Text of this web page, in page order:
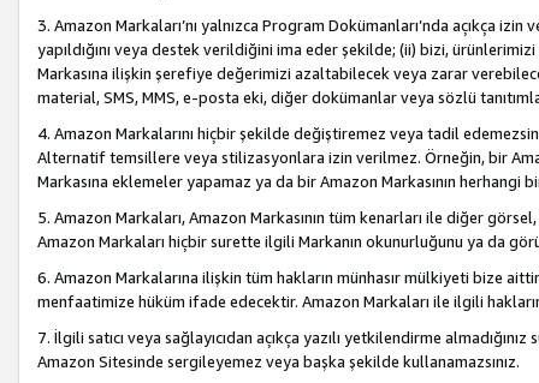
3. Amazon Markaları’nı yalnızca Program Dokümanları’nda açıkça
yapıldığını veya destek verildiğini ima eder şekilde; (ii) bizi,
Markasına ilişkin şerefiye değerimizi azaltabilecek veya zarar
material, SMS, MMS, e-posta eki, diğer dokümanlar veya sözlü
4. Amazon Markalarını hiçbir şekilde değiştiremez veya tadil
Alternatif temsillere veya stilizasyonlara izin verilmez. Örneğin, bir
Markasına eklemeler yapamaz ya da bir Amazon Markasının herhangi
5. Amazon Markaları, Amazon Markasının tüm kenarları ile diğer
Amazon Markaları hiçbir surette ilgili Markanın okunurluğunu ya da
6. Amazon Markalarına ilişkin tüm hakların münhasır mülkiyeti bize
menfaatimize hüküm ifade edecektir. Amazon Markaları ile ilgili
7. İlgili satıcı veya sağlayıcıdan açıkça yazılı yetkilendirme
Amazon Sitesinde sergileyemez veya başka şekilde kullanamazsınız.